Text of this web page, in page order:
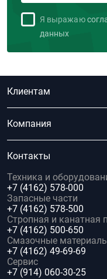
Я выражаю
данных
Клиентам
Компания
Контакты
Техника и
+7 (4162) 578-000
Запасные части
+7 (4162) 578-500
Стропная и канатная
+7 (4162) 500-650
Смазочные
+7 (4162) 49-69-69
Сервис
+7 (914) 060-30-25